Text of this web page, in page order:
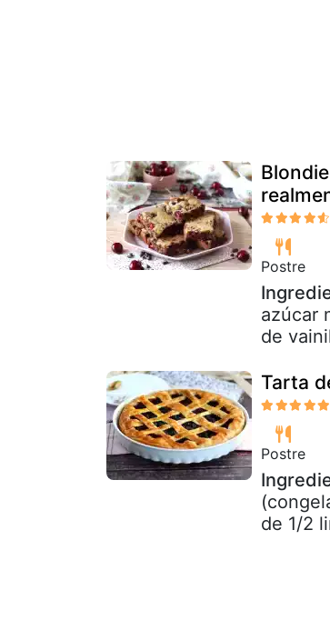
Postre
azúcar
de
Tarta
Postre
de 1/2